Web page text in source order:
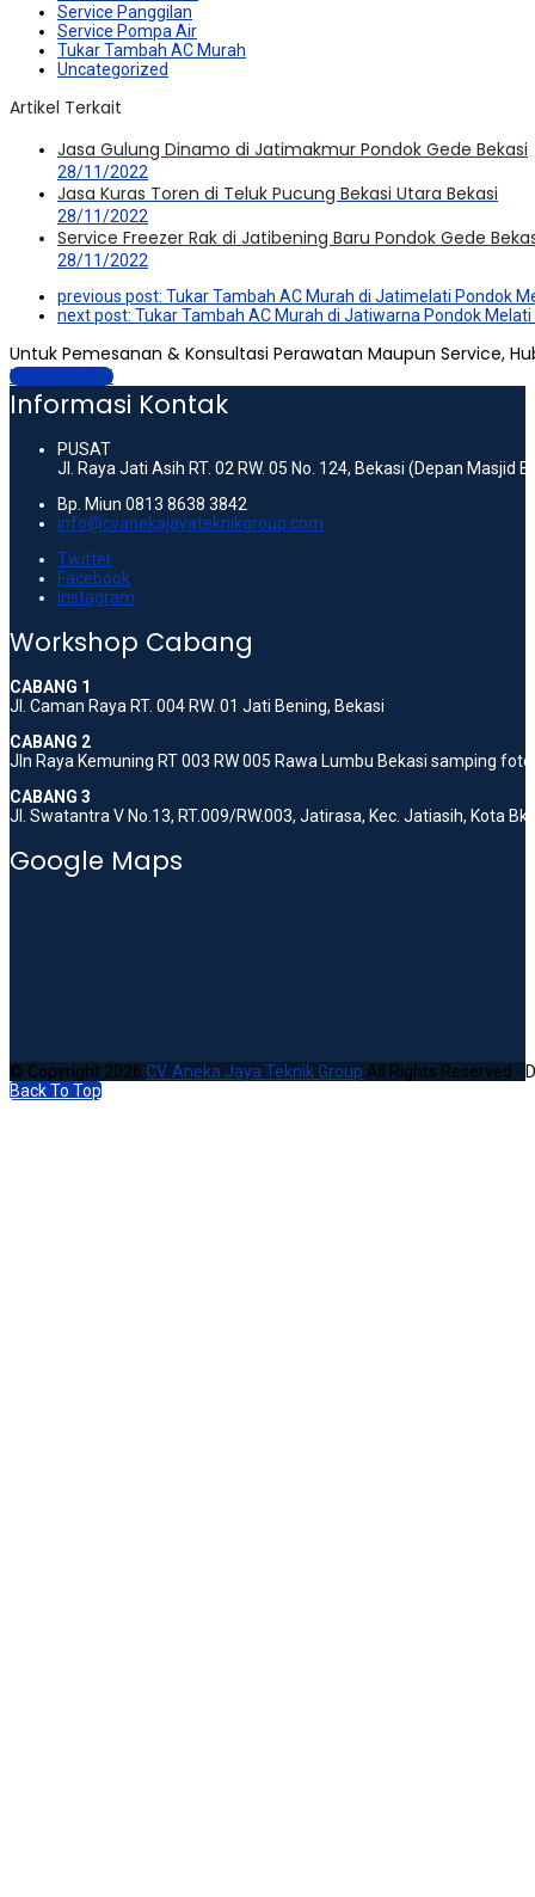
Service Panggilan
Service Pompa Air
Tukar Tambah AC Murah
Uncategorized
Artikel Terkait
Jasa Gulung Dinamo di Jatimakmur Pondok Gede Bekasi
28/11/2022
Jasa Kuras Toren di Teluk Pucung Bekasi Utara Bekasi
28/11/2022
Service Freezer Rak di Jatibening Baru Pondok Gede
28/11/2022
previous post: Tukar Tambah AC Murah di Jatimelati Pondok
next post: Tukar Tambah AC Murah di Jatiwarna Pondok Melati
Untuk Pemesanan & Konsultasi Perawatan Maupun Service,
Hubungi Kami
Informasi Kontak
PUSAT
Jl. Raya Jati Asih RT. 02 RW. 05 No. 124, Bekasi (Depan Masjid
Bp. Miun 0813 8638 3842
info@cvanekajayateknikgroup.com
Twitter
Facebook
Instagram
Workshop Cabang
CABANG 1
Jl. Caman Raya RT. 004 RW. 01 Jati Bening, Bekasi
CABANG 2
Jln Raya Kemuning RT 003 RW 005 Rawa Lumbu Bekasi samping
CABANG 3
Jl. Swatantra V No.13, RT.009/RW.003, Jatirasa, Kec. Jatiasih, Kota
Google Maps
© Copyright 2026 CV. Aneka Jaya Teknik Group All Rights Reserved -
Back To Top